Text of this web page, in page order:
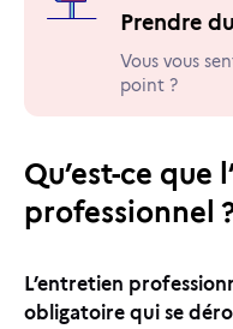
Prendre
Vous vous
point ?
Qu’est-ce que
professionnel
L’entretien
obligatoire qui se